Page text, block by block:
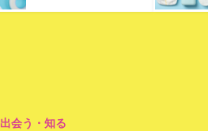
出会う・知る